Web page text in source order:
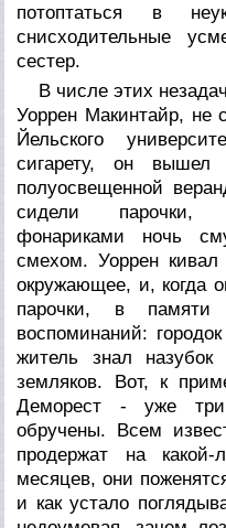
потоптаться в
снисходительные
сестер.
В числе этих
Уоррен Макинтайр, не
Йельского
сигарету, он
полуосвещенной
сидели парочки,
фонариками ночь
смехом. Уоррен
окружающее, и, когда
парочки, в памяти
воспоминаний:
житель знал
земляков. Вот, к
Деморест - уже
обручены. Всем
продержат на
месяцев, они
и как устало